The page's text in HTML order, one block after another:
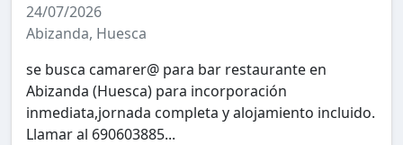
24/07/2026
Abizanda, Huesca
se busca camarer@ para bar restaurante en
Abizanda (Huesca) para incorporación
inmediata,jornada completa y alojamiento incluido.
Llamar al 690603885...